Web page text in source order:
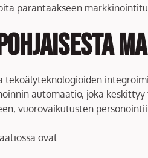
parantaakseen
automaatio, joka
vuorovaikutusten
ovat: